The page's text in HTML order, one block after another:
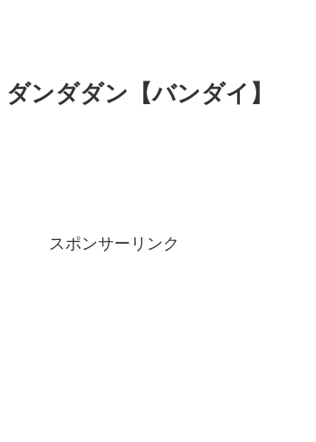
ンダダン【バンダイ】
スポンサーリンク